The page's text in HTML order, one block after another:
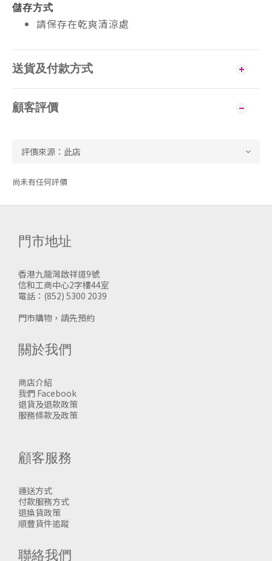
儲存方式
請保存在乾爽清涼處
送貨及付款方式
顧客評價
尚未有任何評價
門市地址
香港九龍灣啟祥道9號
信和工商中心2字樓44室
電話：(852) 5300 2039
門市購物，請先預約
關於我們
商店介紹
我們 Facebook
退貨及退款政策
服務條款及政策
顧客服務
運送方式
付款服務方式
退換貨政策
順豐貨件追蹤
聯絡我們